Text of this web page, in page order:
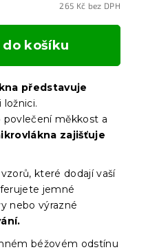
265 Kč bez DPH
cena:
košíku
představuje
ložnici.
měkkost a
zajišťuje
které dodají vaší
jemné
nebo výrazné
béžovém odstínu